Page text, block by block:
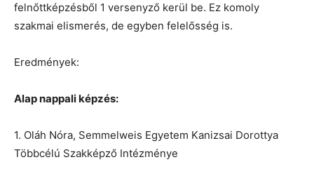
felnőttképzésből 1 versenyző kerül be. Ez komoly
szakmai elismerés, de egyben felelősség is.
Eredmények:
Alap nappali képzés:
1. Oláh Nóra, Semmelweis Egyetem Kanizsai Dorottya
Többcélú Szakképző Intézménye